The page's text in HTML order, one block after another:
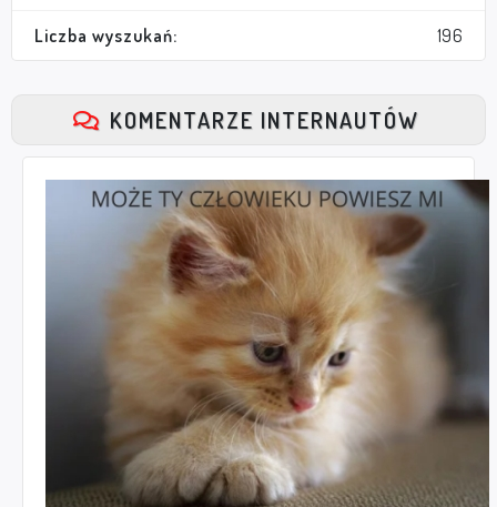
Liczba wyszukań: 196
KOMENTARZE INTERNAUTÓW